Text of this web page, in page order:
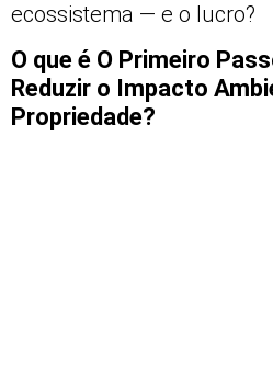
ecossistema — e o lucro?
O que é O Primeiro
Reduzir o Impacto
Propriedade?